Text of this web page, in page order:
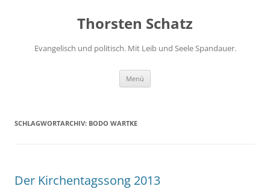
Thorsten Schatz
Evangelisch und politisch. Mit Leib und Seele Spandauer.
Menü
SCHLAGWORTARCHIV: BODO WARTKE
Der Kirchentagssong 2013